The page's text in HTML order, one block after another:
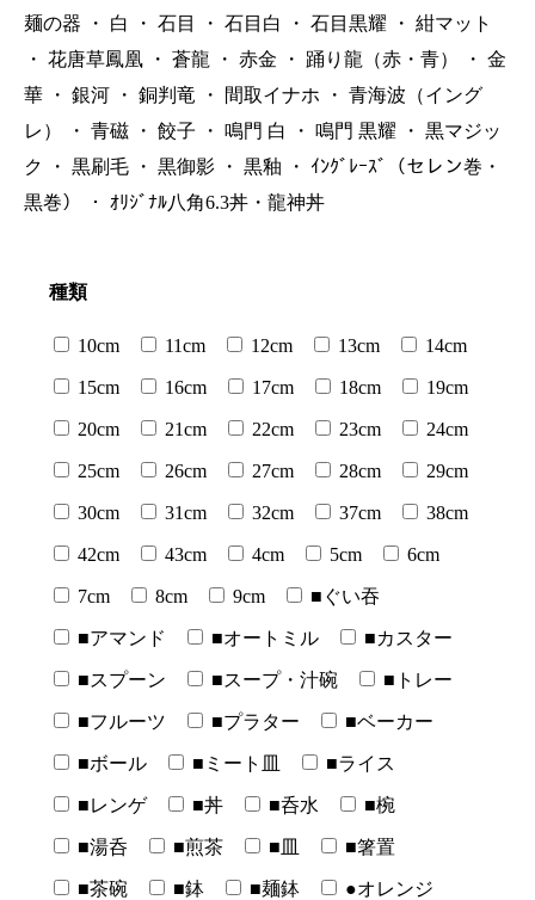
麺の器
・ 白 ・ 石目 ・ 石目白 ・ 石目黒耀 ・ 紺マット
・ 花唐草鳳凰 ・ 蒼龍 ・ 赤金 ・ 踊り龍（赤・青） ・ 金
華
・ 銀河 ・ 銅判竜 ・ 間取イナホ ・ 青海波（イング
レ）
・ 青磁 ・ 餃子 ・ 鳴門 白 ・ 鳴門 黒耀 ・ 黒マジッ
ク
・ 黒刷毛 ・ 黒御影 ・ 黒釉 ・
ｲﾝｸﾞﾚｰｽﾞ（セレン巻・
黒巻）
・ ｵﾘｼﾞﾅﾙ八角6.3丼・龍神丼
種類
10cm 11cm 12cm 13cm 14cm
15cm 16cm 17cm 18cm 19cm
20cm 21cm 22cm 23cm 24cm
25cm 26cm 27cm 28cm 29cm
30cm 31cm 32cm 37cm 38cm
42cm 43cm 4cm 5cm 6cm
7cm 8cm 9cm ■ぐい吞
■アマンド ■オートミル ■カスター
■スプーン ■スープ・汁碗 ■トレー
■フルーツ ■プラター ■ベーカー
■ボール ■ミート皿 ■ライス
■レンゲ ■丼 ■呑水 ■椀
■湯呑 ■煎茶 ■皿 ■箸置
■茶碗 ■鉢 ■麺鉢 ●オレンジ